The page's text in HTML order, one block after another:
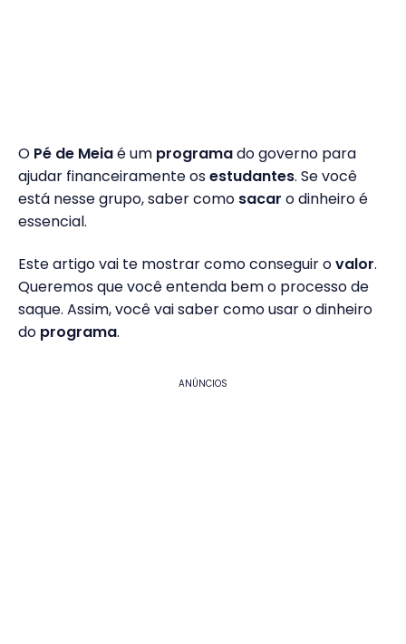
O Pé de Meiaé um programado governo para
ajudar financeiramente osestudantes. Se você
está nesse grupo, saber como sacar o dinheiro é
essencial.
Este artigo vai te mostrar como conseguir ovalor.
Queremos que você entenda bem o processo de
saque. Assim, você vai saber como usar o dinheiro
do programa.
ANÚNCIOS